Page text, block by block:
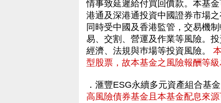
情事致延遲給付買回價款。本基
港通及深港通投資中國證券市場
同時受中國及香港監管，交易機
易、交割、營運及作業等風險。
經濟、法規與巿場等投資風險。
型股票，故本基金之風險報酬等
．滙豐ESG永續多元資產組合基金
高風險債券基金且本基金配息來